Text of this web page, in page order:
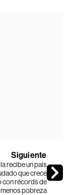
Siguiente
recibe un país
que crece
con récords de
pobreza